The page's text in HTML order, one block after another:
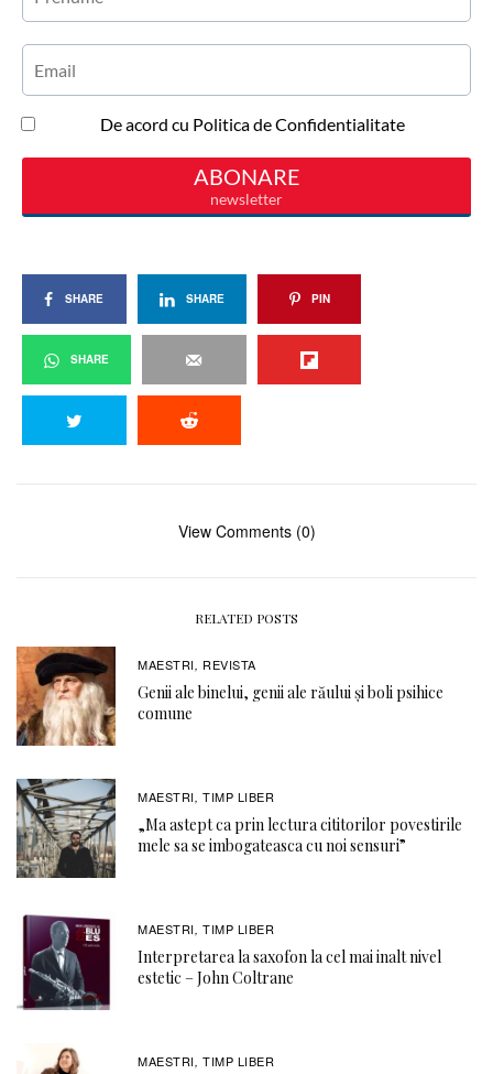
SHARE SHARE PIN
SHARE
View Comments (0)
RELATED POSTS
MAESTRI, REVISTA
Genii ale binelui, genii ale răului și boli psihice
comune
MAESTRI, TIMP LIBER
„Ma astept ca prin lectura cititorilor povestirile
mele sa se imbogateasca cu noi sensuri”
MAESTRI, TIMP LIBER
Interpretarea la saxofon la cel mai inalt nivel
estetic – John Coltrane
MAESTRI, TIMP LIBER